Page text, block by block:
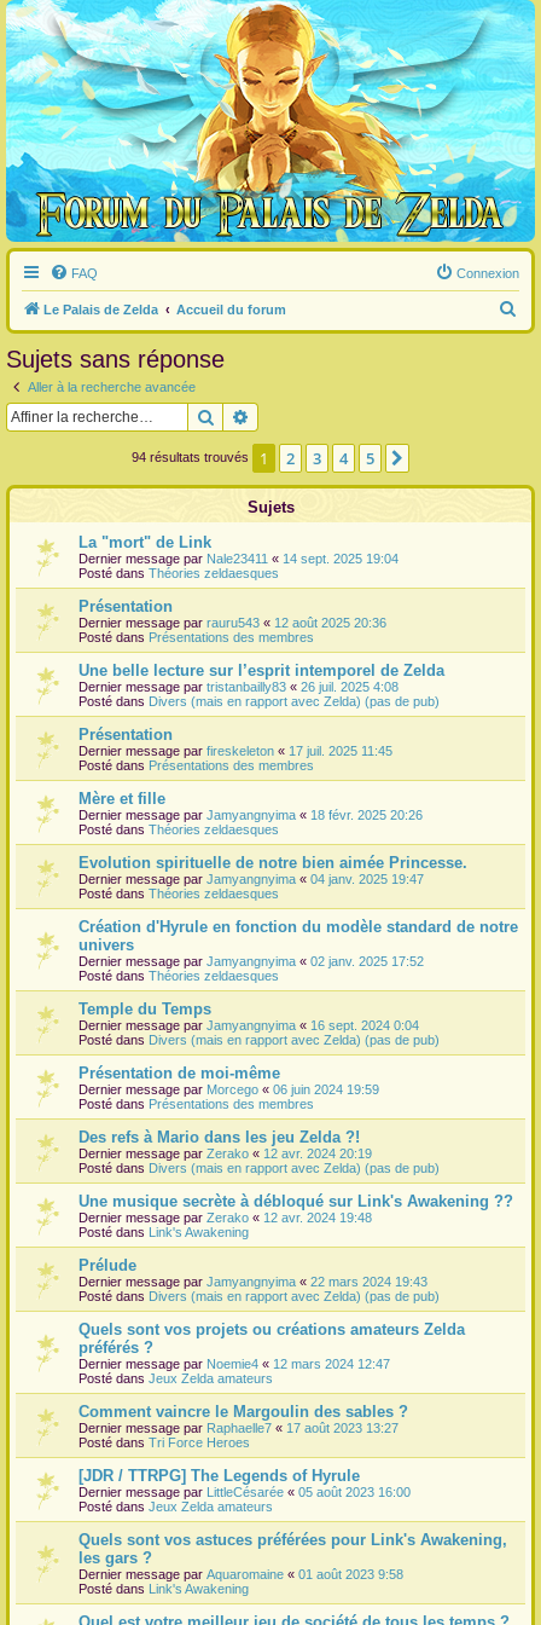
FAQ Connexion
Le Palais de Zelda Accueil du forum
e
c
Sujets sans réponse
Aller à la recherche avancée
Rechercher
94 résultats trouvés 1 2 3 4 5
Sujets
La "mort" de Link
Dernier message par Nale23411 « 14 sept. 2025 19:04
Posté dans Théories zeldaesques
Présentation
Dernier message par rauru543 « 12 août 2025 20:36
Posté dans Présentations des membres
Une belle lecture sur l’esprit intemporel de Zelda
Dernier message par tristanbailly83 « 26 juil. 2025 4:08
Posté dans Divers (mais en rapport avec Zelda) (pas de pub)
Présentation
Dernier message par fireskeleton « 17 juil. 2025 11:45
Posté dans Présentations des membres
Mère et fille
Dernier message par Jamyangnyima « 18 févr. 2025 20:26
Posté dans Théories zeldaesques
Evolution spirituelle de notre bien aimée Princesse.
Dernier message par Jamyangnyima « 04 janv. 2025 19:47
Posté dans Théories zeldaesques
Création d'Hyrule en fonction du modèle standard de notre
univers
Dernier message par Jamyangnyima « 02 janv. 2025 17:52
Posté dans Théories zeldaesques
Temple du Temps
Dernier message par Jamyangnyima « 16 sept. 2024 0:04
Posté dans Divers (mais en rapport avec Zelda) (pas de pub)
Présentation de moi-même
Dernier message par Morcego « 06 juin 2024 19:59
Posté dans Présentations des membres
Des refs à Mario dans les jeu Zelda ?!
Dernier message par Zerako « 12 avr. 2024 20:19
Posté dans Divers (mais en rapport avec Zelda) (pas de pub)
Une musique secrète à débloqué sur Link's Awakening ??
Dernier message par Zerako « 12 avr. 2024 19:48
Posté dans Link's Awakening
Prélude
Dernier message par Jamyangnyima « 22 mars 2024 19:43
Posté dans Divers (mais en rapport avec Zelda) (pas de pub)
Quels sont vos projets ou créations amateurs Zelda
préférés ?
Dernier message par Noemie4 « 12 mars 2024 12:47
Posté dans Jeux Zelda amateurs
Comment vaincre le Margoulin des sables ?
Dernier message par Raphaelle7 « 17 août 2023 13:27
Posté dans Tri Force Heroes
[JDR / TTRPG] The Legends of Hyrule
Dernier message par LittleCésarée « 05 août 2023 16:00
Posté dans Jeux Zelda amateurs
Quels sont vos astuces préférées pour Link's Awakening,
les gars ?
Dernier message par Aquaromaine « 01 août 2023 9:58
Posté dans Link's Awakening
Quel est votre meilleur jeu de société de tous les temps ?